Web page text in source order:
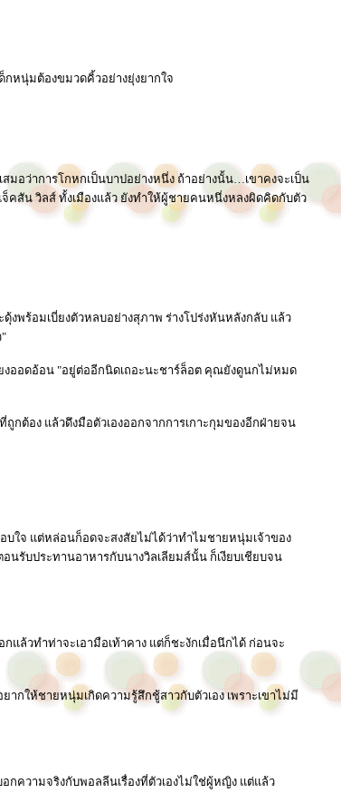
หนุ่มต้องขมวดคิ้วอย่างยุ่งยากใจ
มอว่าการโกหกเป็นบาปอย่างหนึ่ง ถ้าอย่างนั้น…เขาคงจะเป็น
สัน วิลส์ ทั้งเมืองแล้ว ยังทำให้ผู้ชายคนหนึ่งหลงผิดคิดกับตัว
พร้อมเบี่ยงตัวหลบอย่างสุภาพ ร่างโปร่งหันหลังกลับ แล้ว
"
ยงออดอ้อน "อยู่ต่ออีกนิดเถอะนะชาร์ล็อต คุณยังดูนกไม่หมด
กต้อง แล้วดึงมือตัวเองออกจากการเกาะกุมของอีกฝ่ายจน
บใจ แต่หล่อนก็อดจะสงสัยไม่ได้ว่าทำไมชายหนุ่มเจ้าของ
นรับประทานอาหารกับนางวิลเลียมส์นั้น ก็เงียบเชียบจน
แล้วทำท่าจะเอามือเท้าคาง แต่ก็ชะงักเมื่อนึกได้ ก่อนจะ
ากให้ชายหนุ่มเกิดความรู้สึกชู้สาวกับตัวเอง เพราะเขาไม่มี
กความจริงกับพอลลีนเรื่องที่ตัวเองไม่ใช่ผู้หญิง แต่แล้ว